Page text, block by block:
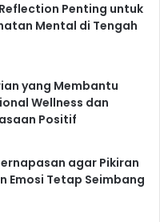
Penting untuk
Mental di Tengah
yang Membantu
Wellness dan
Positif
agar Pikiran
Emosi Tetap Seimbang